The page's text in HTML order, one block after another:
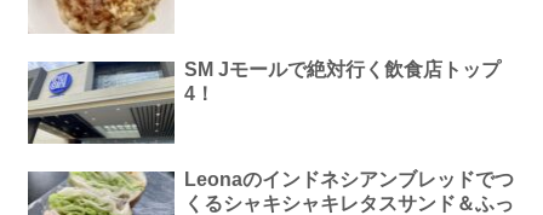
SM Jモールで絶対行く飲食店トップ
4！
Leonaのインドネシアンブレッドでつ
くるシャキシャキレタスサンド＆ふっ